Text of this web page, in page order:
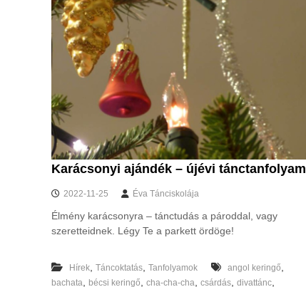
Karácsonyi ajándék – újévi tánctanfolyam
2022-11-25 Éva Tánciskolája
Élmény karácsonyra – tánctudás a pároddal, vagy
szeretteidnek. Légy Te a parkett ördöge!
Hírek Táncoktatás Tanfolyamok angol keringő
bachata bécsi keringő cha-cha-cha csárdás divattánc